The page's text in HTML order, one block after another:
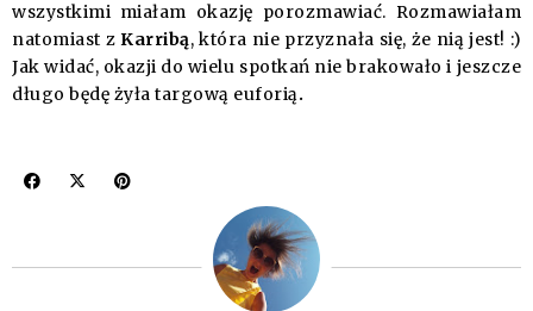
wszystkimi miałam okazję porozmawiać. Rozmawiałam
natomiast zKarribą, która nie przyznała się, że nią jest! :)
Jak widać, okazji do wielu spotkań nie brakowało i jeszcze
długo będę żyła targową euforią.